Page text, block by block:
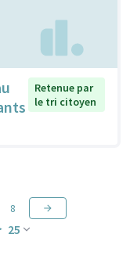
Retenue par
le tri citoyen
25
8